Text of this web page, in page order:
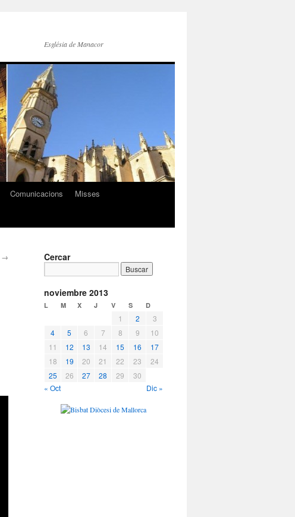
Església de Manacor
Comunicacions
Misses
→ Cercar
noviembre 2013
L M X J V S D
1 2
3
4
5 6 7 8 9
10
11
12 13 14 15 16
17
18
19 20 21 22 23
24
25
26 27 28 29
30
« Oct
Dic »